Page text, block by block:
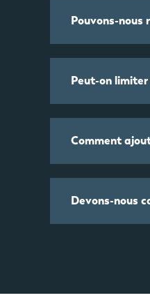
Pouvons-nous
Peut-on
Comment
Devons-nous